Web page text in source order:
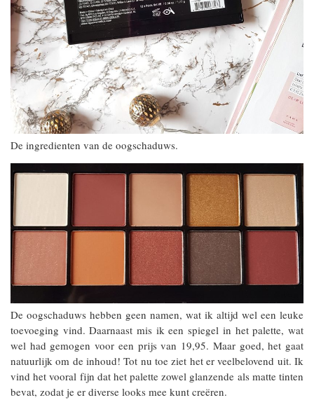
De ingredienten van de oogschaduws.
De oogschaduws hebben geen namen, wat ik altijd wel een leuke
toevoeging vind. Daarnaast mis ik een spiegel in het palette, wat
wel had gemogen voor een prijs van 19,95. Maar goed, het gaat
natuurlijk om de inhoud! Tot nu toe ziet het er veelbelovend uit. Ik
vind het vooral fijn dat het palette zowel glanzende als matte tinten
bevat, zodat je er diverse looks mee kunt creëren.